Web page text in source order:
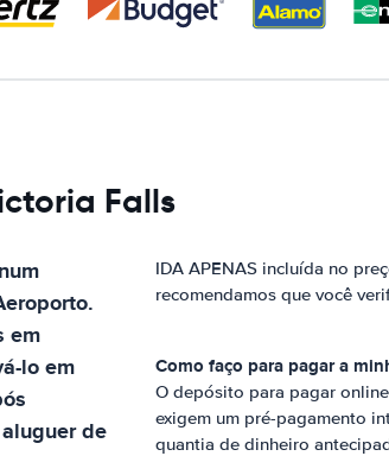
Falls
.
em
lo em
de
IDA APENAS incluída no
recomendamos que você
Como faço para pagar a
O depósito para pagar
exigem um pré-pagamento
quantia de dinheiro